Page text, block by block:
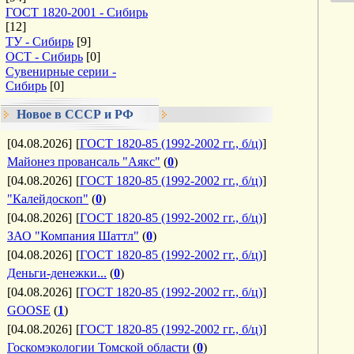
ГОСТ 1820-2001 - Сибирь
[12]
ТУ - Сибирь [9]
ОСТ - Сибирь [0]
Сувенирные серии -
Сибирь [0]
Новое в СССР и РФ
[04.08.2026] [ГОСТ 1820-85 (1992-2002 гг., б/ц)]
Майонез провансаль "Аякс" (0)
[04.08.2026] [ГОСТ 1820-85 (1992-2002 гг., б/ц)]
"Калейдоскоп" (0)
[04.08.2026] [ГОСТ 1820-85 (1992-2002 гг., б/ц)]
ЗАО "Компания Шаттл" (0)
[04.08.2026] [ГОСТ 1820-85 (1992-2002 гг., б/ц)]
Деньги-денежки... (0)
[04.08.2026] [ГОСТ 1820-85 (1992-2002 гг., б/ц)]
GOOSE (1)
[04.08.2026] [ГОСТ 1820-85 (1992-2002 гг., б/ц)]
Госкомэкологии Томской области (0)